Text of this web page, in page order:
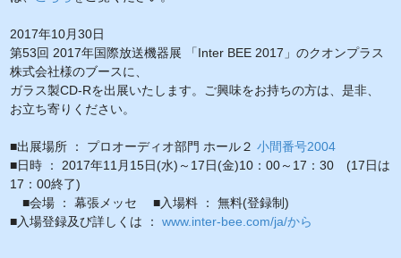
2017年10月30日
第53回 2017年国際放送機器展 「Inter BEE 2017」のクオンプラス
株式会社様のブースに、
ガラス製CD-Rを出展いたします。ご興味をお持ちの方は、是非、
お立ち寄りください。
■出展場所 ： プロオーディオ部門 ホール２小間番号2004
■日時 ： 2017年11月15日(水)～17日(金)10：00～17：30 (17日は
17：00終了)
■会場 ： 幕張メッセ ■入場料 ： 無料(登録制)
■入場登録及び詳しくは ：www.inter-bee.com/ja/から